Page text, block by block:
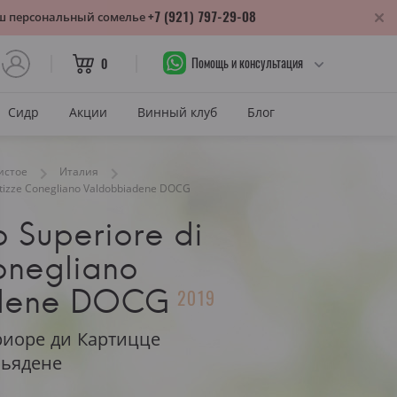
0 Помощь и консультация
край
Полусухое
Сладкое
Сидр Акции Винный клуб Блог
Италия
Conegliano Valdobbiadene DOCG
Superiore di
DOCG 2019
ди Картицце
персональный сомелье+7 (921) 797-29-08